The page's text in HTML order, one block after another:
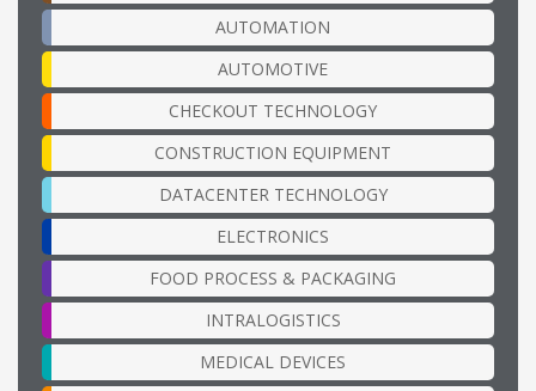
AUTOMATION
AUTOMOTIVE
CHECKOUT TECHNOLOGY
CONSTRUCTION EQUIPMENT
DATACENTER TECHNOLOGY
ELECTRONICS
FOOD PROCESS & PACKAGING
INTRALOGISTICS
MEDICAL DEVICES